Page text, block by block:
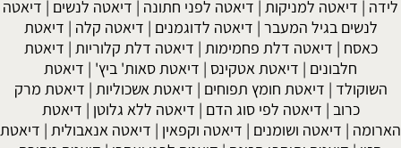
לידה | דיאטה למניקות | דיאטה לפני חתונה | דיאטה לנשים | דיאטה
לנשים בגיל המעבר | דיאטה לדוגמנים | דיאטה קלה | דיאטת
כאסח | דיאטה דלת פחמימות | דיאטה דלת קלוריות | דיאטת
חלבונים | דיאטת אטקינס | דיאטת סאות' ביץ' | דיאטת
השוקולד | דיאטת חומץ תפוחים | דיאטת אשכוליות | דיאטת מרק
כרוב | דיאטה לפי סוג הדם | דיאטה ללא גלוטן | דיאטת
הארומה | דיאטה ושומנים | דיאטה וקפאין | דיאטה אנאבולית | דיאטת